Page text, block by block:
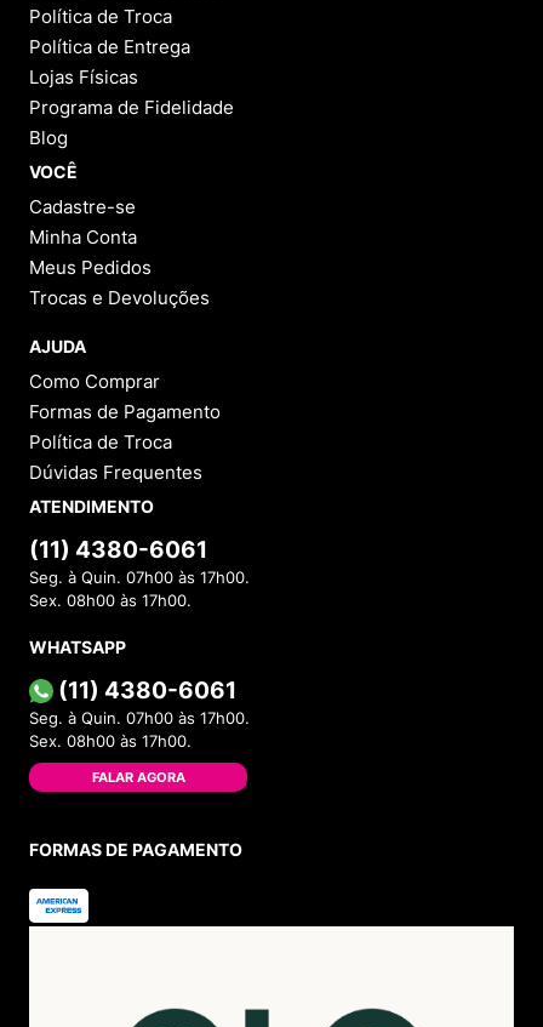
Política de Troca
Política de Entrega
Lojas Físicas
Programa de Fidelidade
Blog
VOCÊ
Cadastre-se
Minha Conta
Meus Pedidos
Trocas e Devoluções
AJUDA
Como Comprar
Formas de Pagamento
Política de Troca
Dúvidas Frequentes
ATENDIMENTO
(11) 4380-6061
Seg. à Quin. 07h00 às 17h00.
Sex. 08h00 às 17h00.
WHATSAPP
(11) 4380-6061
Seg. à Quin. 07h00 às 17h00.
Sex. 08h00 às 17h00.
FALAR AGORA
FORMAS DE PAGAMENTO